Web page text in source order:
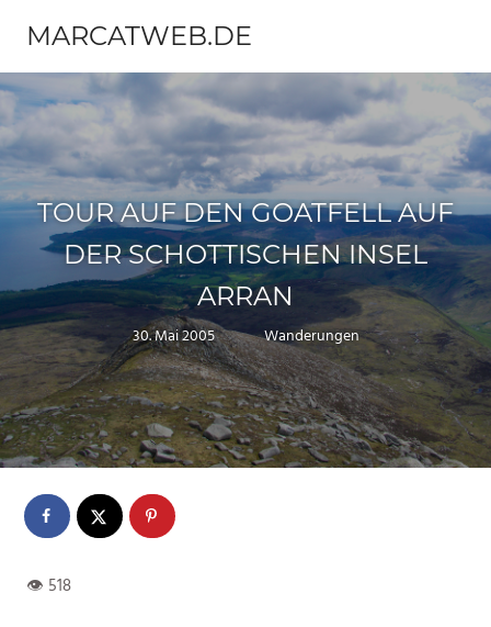
Inhalt
springen
MARCATWEB.DE
Fotografie
&
Reise
TOUR AUF DEN GOATFELL AUF
DER SCHOTTISCHEN INSEL
ARRAN
30. Mai 2005 Marc
Wanderungen